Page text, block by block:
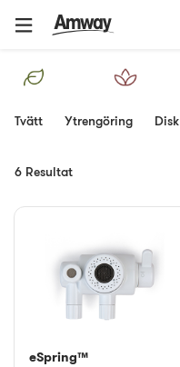
Tvätt Ytrengöring Disk
6 Resultat
eSpring™